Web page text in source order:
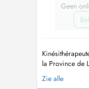
Geen
la Province de
travaillé
ainsi qu'une
Zie alle